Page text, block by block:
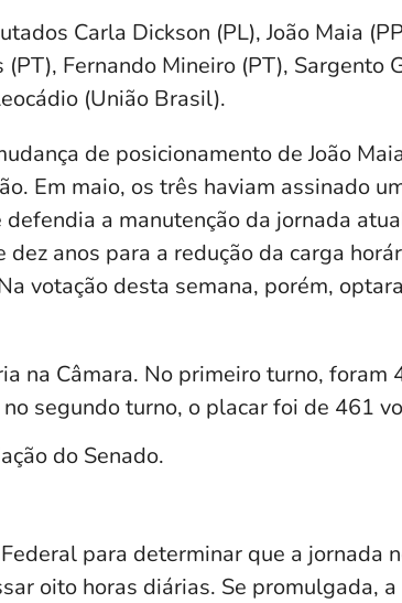
Carla Dickson (PL), João Maia
Fernando Mineiro (PT), Sargento
(União Brasil).
de posicionamento de João
Em maio, os três haviam assinado
a manutenção da jornada
dez anos para a redução da carga
votação desta semana, porém,
na Câmara. No primeiro turno, foram
segundo turno, o placar foi de 461
do Senado.
para determinar que a jornada
oito horas diárias. Se promulgada, a